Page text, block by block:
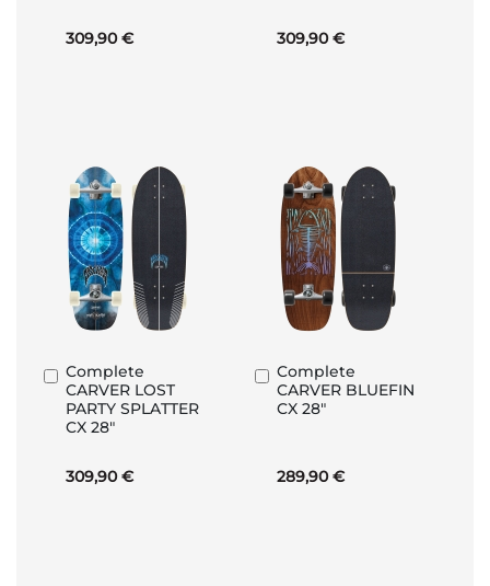
309,90 € 309,90 €
Complete
CARVER LOST
PARTY SPLATTER
CX 28"
309,90 €
In
den
Warenkorb
Complete
CARVER BLUEFIN
CX 28"
289,90 €
In
den
Warenkorb